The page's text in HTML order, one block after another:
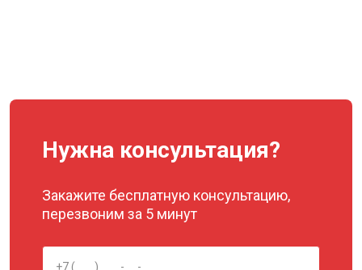
Нужна консультация?
Закажите бесплатную консультацию,
перезвоним за 5 минут